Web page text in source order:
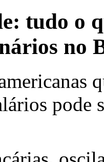
tudo o
no
pode